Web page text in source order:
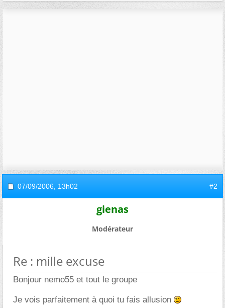
07/09/2006, 13h02 #2
gienas
Modérateur
Re : mille excuse
Bonjour nemo55 et tout le groupe
Je vois parfaitement à quoi tu fais allusion